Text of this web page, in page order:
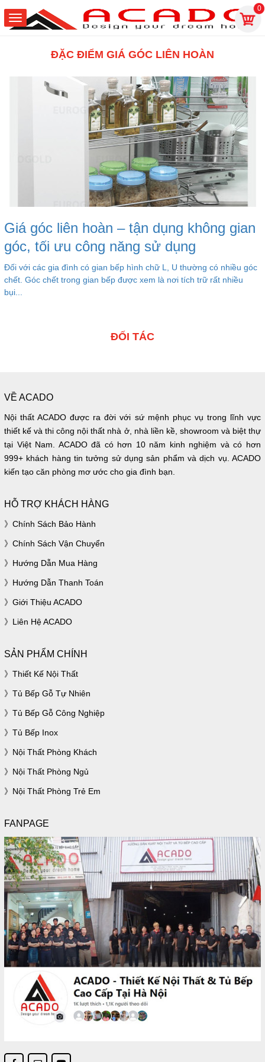
0
ĐẶC ĐIỂM GIÁ GÓC LIÊN HOÀN
Giá góc liên hoàn – tận dụng không gian
góc, tối ưu công năng sử dụng
Đối với các gia đình có gian bếp hình chữ L, U thường có nhiều góc
chết. Góc chết trong gian bếp được xem là nơi tích trữ rất nhiều
bụi...
ĐỐI TÁC
VỀ ACADO
Nội thất ACADO được ra đời với sứ mệnh phục vụ trong lĩnh vực
thiết kế và thi công nội thất nhà ở, nhà liền kề, showroom và biệt thự
tại Việt Nam. ACADO đã có hơn 10 năm kinh nghiệm và có hơn
999+ khách hàng tin tưởng sử dụng sản phẩm và dịch vụ. ACADO
kiến tạo căn phòng mơ ước cho gia đình bạn.
HỖ TRỢ KHÁCH HÀNG
Chính Sách Bảo Hành
Chính Sách Vận Chuyển
Hướng Dẫn Mua Hàng
Hướng Dẫn Thanh Toán
Giới Thiệu ACADO
Liên Hệ ACADO
SẢN PHẨM CHÍNH
Thiết Kế Nội Thất
Tủ Bếp Gỗ Tự Nhiên
Tủ Bếp Gỗ Công Nghiệp
Tủ Bếp Inox
Nội Thất Phòng Khách
Nội Thất Phòng Ngủ
Nội Thất Phòng Trẻ Em
FANPAGE